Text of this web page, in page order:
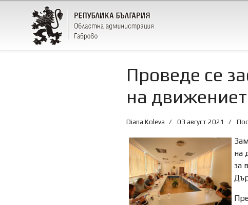
Проведе се
на
Diana Koleva 03 август 2021
на
за